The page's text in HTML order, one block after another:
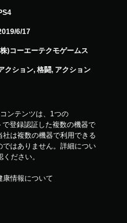
6/17
)コーエーテクモゲームス
クション, 格闘, アクション
ンテンツは、1つの
登録認証した複数の機器で
は複数の機器で利用できる
はありません。詳細につい
ださい。
康情報について